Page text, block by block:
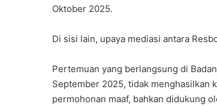
Oktober 2025.
Di sisi lain, upaya mediasi antara
Pertemuan yang berlangsung di
September 2025, tidak menghasilkan
permohonan maaf, bahkan didukung